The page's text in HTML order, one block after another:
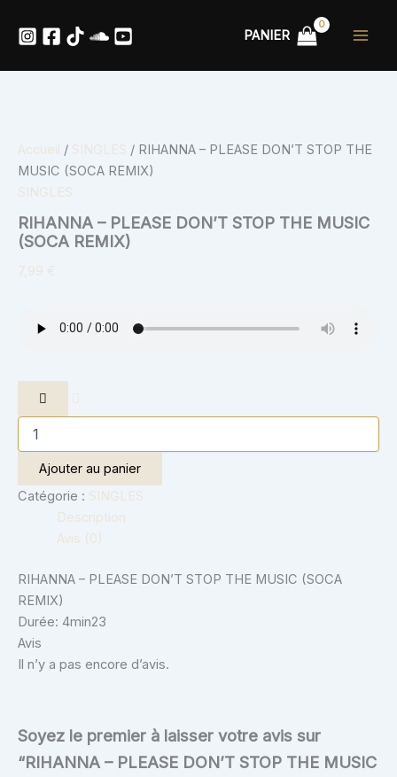
PANIER
Accueil / SINGLES / RIHANNA – PLEASE DON’T STOP THE
MUSIC (SOCA REMIX)
SINGLES
RIHANNA – PLEASE DON’T STOP THE MUSIC
(SOCA REMIX)
7,99 €
de
RIHANNA
MUSIC
(SOCA
REMIX)
Ajouter au panier
Catégorie : SINGLES
Description
Avis (0)
RIHANNA – PLEASE DON’T STOP THE MUSIC (SOCA
REMIX)
Durée: 4min23
Avis
Il n’y a pas encore d’avis.
Soyez le premier à laisser votre avis sur
“RIHANNA – PLEASE DON’T STOP THE MUSIC